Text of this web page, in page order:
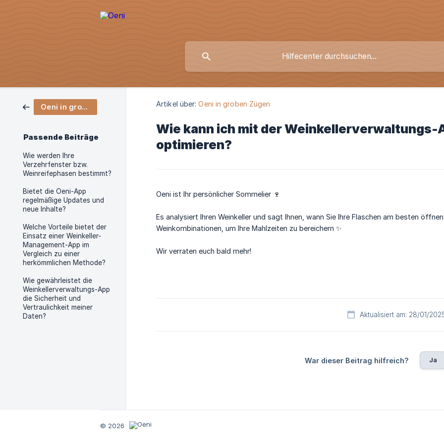
Oeni in groben Zügen
Passende Beiträge
Wie werden Ihre
Verzehrfenster bzw.
Weinreifephasen bestimmt?
Bietet die Oeni-App
regelmäßige Updates und
neue Inhalte?
Welche Vorteile bietet der
Einsatz einer Weinkeller-
Management-App im
Vergleich zu einer
herkömmlichen Methode?
Wie gewährleistet die
Weinkellerverwaltungs-App
die Sicherheit und
Vertraulichkeit meiner
Daten?
Artikel über: Oeni in groben Zügen
Wie kann ich mit der Weinkellerverwaltungs-
optimieren?
Oeni ist Ihr persönlicher Sommelier 🍷
Es analysiert Ihren Weinkeller und sagt Ihnen, wann Sie Ihre Flaschen am besten
Weinkombinationen, um Ihre Mahlzeiten zu bereichern ✨
Wir verraten euch bald mehr!
Aktualisiert am: 28/01/
War dieser Beitrag hilfreich? Ja
© 2026